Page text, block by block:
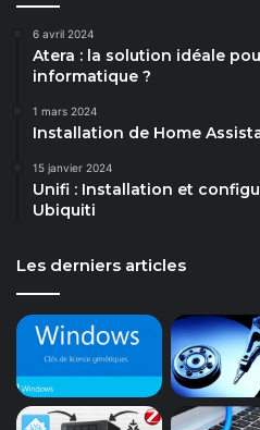
6 avril 2024
Atera : la solution idéale
informatique ?
1 mars 2024
Installation de Home
15 janvier 2024
Unifi : Installation et
Ubiquiti
Les derniers articles